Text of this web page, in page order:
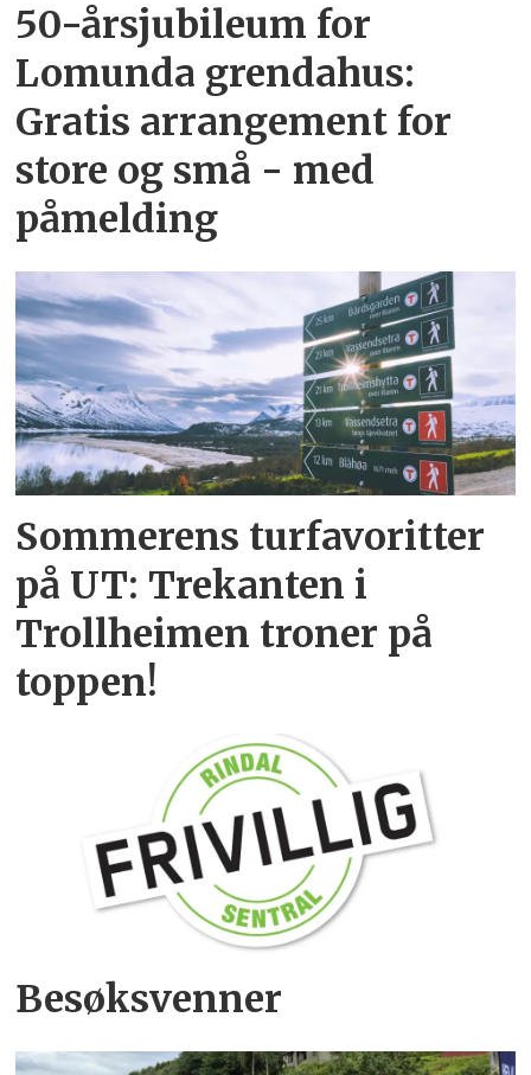
50-årsjubileum for
Lomunda grendahus:
Gratis arrangement for
store og små - med
påmelding
Sommerens turfavoritter
på UT: Trekanten i
Trollheimen troner på
toppen!
Besøksvenner